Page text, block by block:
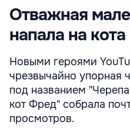
Отважная
напала на кота
Новыми героями
чрезвычайно упорная
под названием
кот Фред" собрала
просмотров.